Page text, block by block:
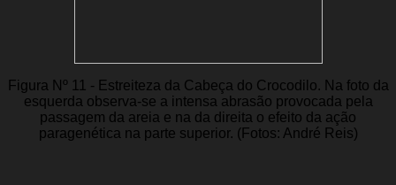
Figura Nº 11 - Estreiteza da Cabeça do Crocodilo. Na foto da
esquerda observa-se a intensa abrasão provocada pela
passagem da areia e na da direita o efeito da ação
paragenética na parte superior. (Fotos: André Reis)